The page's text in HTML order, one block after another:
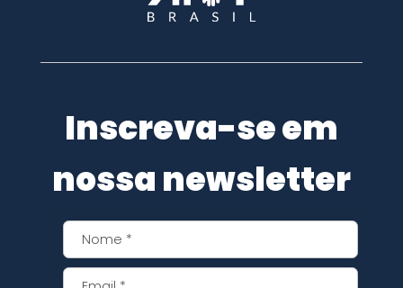
Inscreva-se em
nossa newsletter